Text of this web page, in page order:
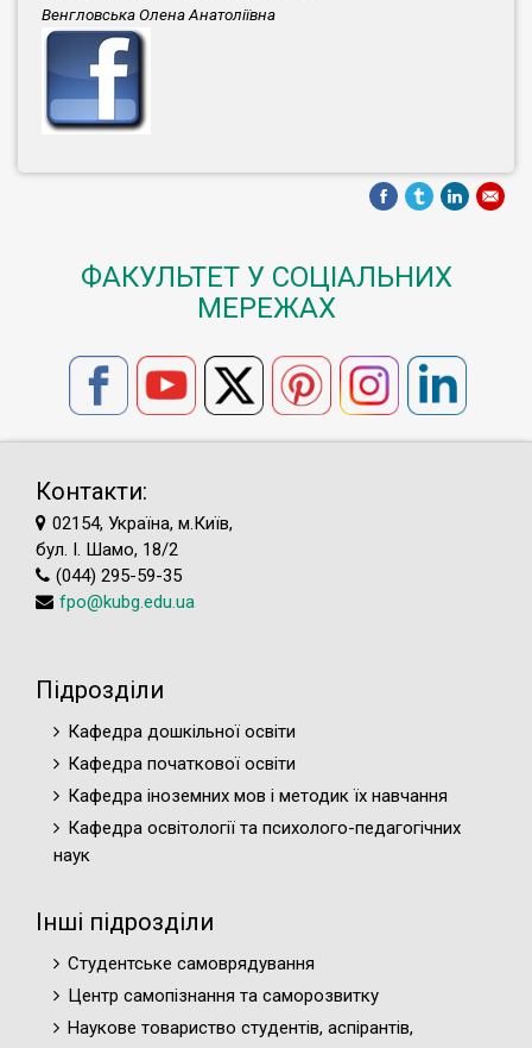
Венгловська Олена Анатоліївна
ФАКУЛЬТЕТ У СОЦІАЛЬНИХ
МЕРЕЖАХ
Контакти:
02154, Україна, м.Київ,
бул. І. Шамо, 18/2
(044) 295-59-35
fpo@kubg.edu.ua
Підрозділи
Кафедра дошкільної освіти
Кафедра початкової освіти
Кафедра іноземних мов і методик їх навчання
Кафедра освітології та психолого-педагогічних
наук
Інші підрозділи
Студентське самоврядування
Центр самопізнання та саморозвитку
Наукове товариство студентів, аспірантів,